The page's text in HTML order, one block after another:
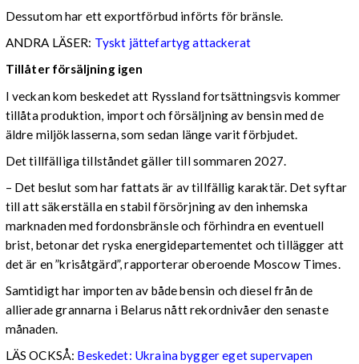
Dessutom har ett exportförbud införts för bränsle.
ANDRA LÄSER: Tyskt jättefartyg attackerat
Tillåter försäljning igen
I veckan kom beskedet att Ryssland fortsättningsvis kommer
tillåta produktion, import och försäljning av bensin med de
äldre miljöklasserna, som sedan länge varit förbjudet.
Det tillfälliga tillståndet gäller till sommaren 2027.
– Det beslut som har fattats är av tillfällig karaktär. Det syftar
till att säkerställa en stabil försörjning av den inhemska
marknaden med fordonsbränsle och förhindra en eventuell
brist, betonar det ryska energidepartementet och tillägger att
det är en ”krisåtgärd”, rapporterar oberoende Moscow Times.
Samtidigt har importen av både bensin och diesel från de
allierade grannarna i Belarus nått rekordnivåer den senaste
månaden.
LÄS OCKSÅ: Beskedet: Ukraina bygger eget supervapen